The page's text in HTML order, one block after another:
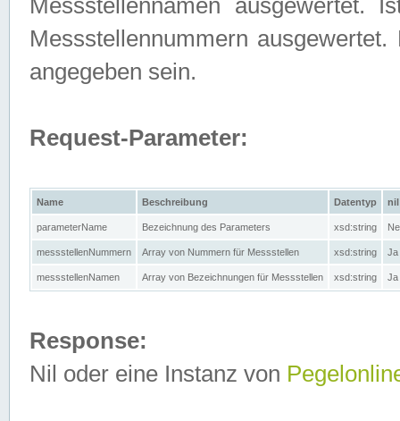
Messstellennamen ausgewertet.
Messstellennummern
angegeben sein.
Request-Parameter:
Name Beschreibung Datentyp nil
parameterName Bezeichnung des Parameters xsd:string
messstellenNummern Array von Nummern für Messstellen xsd:string Ja
messstellenNamen Array von Bezeichnungen für Messstellen xsd:string Ja
Response:
Nil oder eine Instanz von